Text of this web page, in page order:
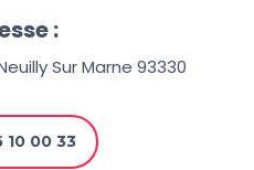
:
Sur Marne 93330
10 00 33